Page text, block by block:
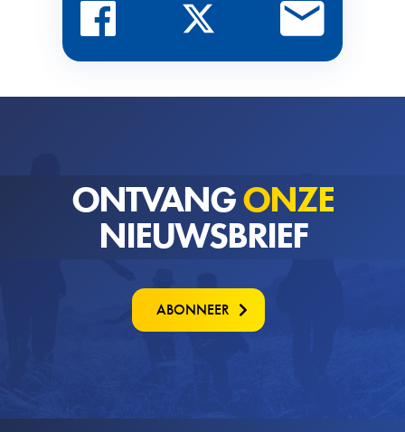
ONTVANGONZE
NIEUWSBRIEF
ABONNEER